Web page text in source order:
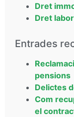
Dret
Dret
Entrades
pensions
Delictes
Com
el